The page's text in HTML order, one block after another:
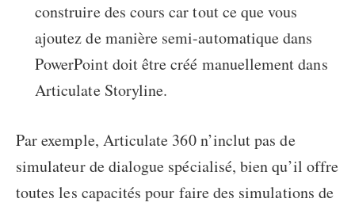
construire des cours car tout ce que vous
ajoutez de manière semi-automatique dans
PowerPoint doit être créé manuellement dans
Articulate Storyline.
Par exemple, Articulate 360 n’inclut pas de
simulateur de dialogue spécialisé, bien qu’il offre
toutes les capacités pour faire des simulations de